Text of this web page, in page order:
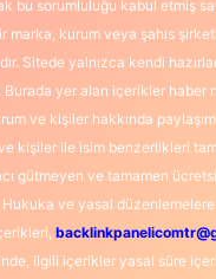
bu sorumluluğu kabul etmiş
marka, kurum veya şahıs
Sitede yalnızca kendi
Burada yer alan içerikler haber
ve kişiler hakkında
kişiler ile isim benzerlikleri
gütmeyen ve tamamen
ve yasal düzenlemelere
ilgili içerikler yasal süre